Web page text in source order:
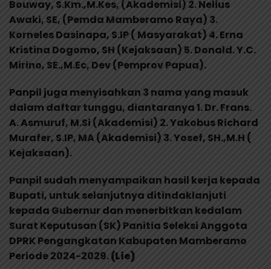
Bouway, S.Km.,M.Kes, (Akademisi) 2. Nelius
Awaki, SE, (Pemda Mamberamo Raya) 3.
Korneles Dasinapa, S.IP ( Masyarakat) 4. Erna
Kristina Dogomo, SH (Kejaksaan) 5. Donald. Y.C.
Mirino, SE.,M.Ec, Dev (Pemprov Papua).
Panpil juga menyisahkan 3 nama yang masuk
dalam daftar tunggu, diantaranya 1. Dr. Frans.
A. Asmuruf, M.Si (Akademisi) 2. Yakobus Richard
Murafer, S.IP, MA (Akademisi) 3. Yosef, SH.,M.H (
Kejaksaan).
Panpil sudah menyampaikan hasil kerja kepada
Bupati, untuk selanjutnya ditindaklanjuti
kepada Gubernur dan menerbitkan kedalam
Surat Keputusan (SK) Panitia Seleksi Anggota
DPRK Pengangkatan Kabupaten Mamberamo
Periode 2024-2029.(Lie)